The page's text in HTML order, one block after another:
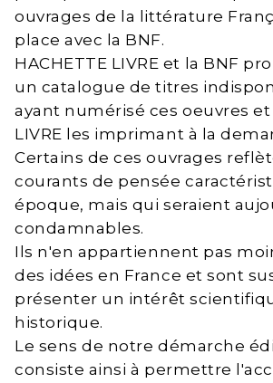
ouvrages de la littérature
place avec la BNF.
HACHETTE LIVRE et la BNF
un catalogue de titres
ayant numérisé ces oeuvres et
LIVRE les imprimant à la
Certains de ces ouvrages
courants de pensée
époque, mais qui seraient
condamnables.
Ils n'en appartiennent pas
des idées en France et sont
présenter un intérêt
historique.
Le sens de notre démarche
consiste ainsi à permettre